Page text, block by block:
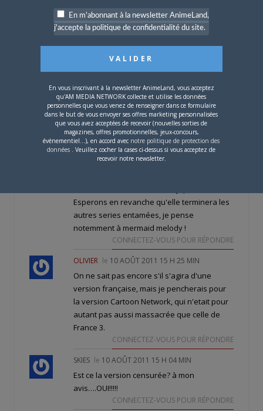
ca raconte quoi
CONNECTEZ-VOUS POUR RÉPONDRE
CONNECTEZ-VOUS POUR RÉPONDRE
COCODOU88 le10 AOÛT 2011 19 H 39 MIN
one piece ou bleach fulmetal allchimist
CONNECTEZ-VOUS POUR RÉPONDRE
RAMINAGROBIS le10 AOÛT 2011 18 H 18 MIN
Esperons en revanche qu'elle terminera les
autres series entamées, je pense
notemment à mermaid melody !
CONNECTEZ-VOUS POUR RÉPONDRE
OLIVIER le 10 AOÛT 2011 15 H 25 MIN
On ne sait pas encore s'il s'agira d'une
version française, mais je pencherais pour
la version Cartoon Network, qui n'etait pour
autant pas aussi massacrée que celle de
France 3.
CONNECTEZ-VOUS POUR RÉPONDRE
SKIES le 10 AOÛT 2011 15 H 04 MIN
Est ce la version censurée? à mon
avis….OUI!!!!!
CONNECTEZ-VOUS POUR RÉPONDRE
En m'abonnant à la newsletter AnimeLand,
j'accepte la politique de confidentialité du site.
En vous inscrivant à la newsletter AnimeLand, vous acceptez
qu'AM MEDIA NETWORK collecte et utilise les données
personnelles que vous venez de renseigner dans ce formulaire
dans le but de vous envoyer ses offres marketing personnalisées
que vous avez acceptées de recevoir (nouvelles sorties de
magazines, offres promotionnelles, jeux-concours,
événementiel...), en accord avec notre politique de protection des
données . Veuillez cocher la cases ci-dessus si vous acceptez de
recevoir notre newsletter.